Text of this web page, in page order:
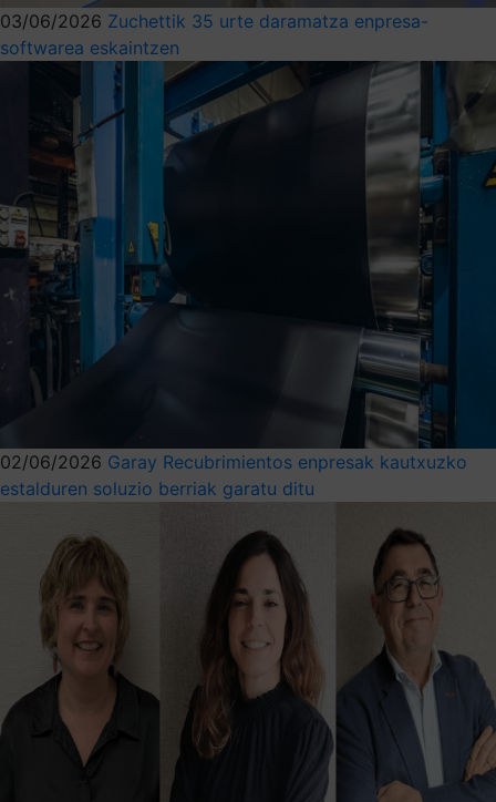
03/06/2026 Zuchettik 35 urte daramatza enpresa-
softwarea eskaintzen
02/06/2026 Garay Recubrimientos enpresak kautxuzko
estalduren soluzio berriak garatu ditu